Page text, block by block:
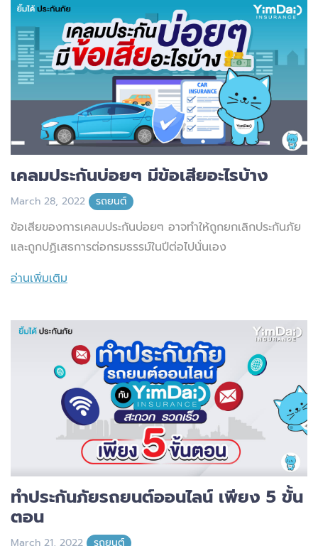
เคลมประกันบ่อยๆ มีข้อเสียอะไรบ้าง
March 28, 2022 รถยนต์
ข้อเสียของการเคลมประกันบ่อยๆ อาจทำให้ถูกยกเลิกประกันภัย
และถูกปฏิเสธการต่อกรมธรรม์ในปีต่อไปนั่นเอง
อ่านเพิ่มเติม
ทำประกันภัยรถยนต์ออนไลน์ เพียง 5 ขั้น
ตอน
March 21, 2022 รถยนต์